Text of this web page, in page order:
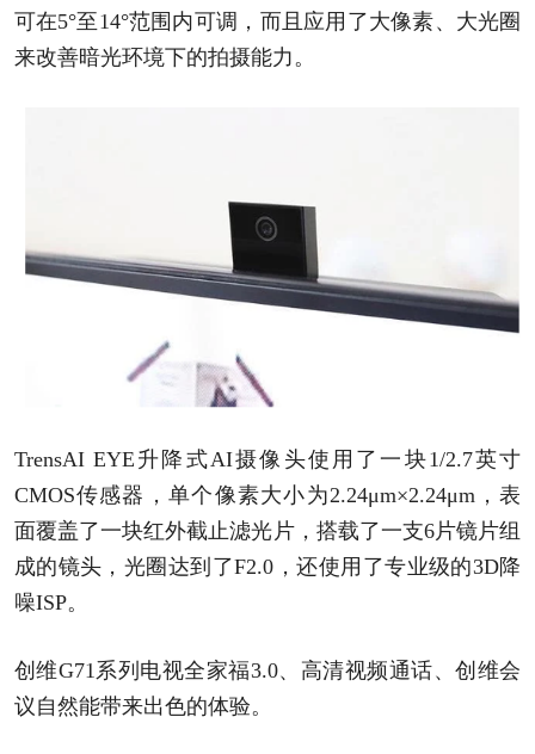
可在5°至14°范围内可调，而且应用了大像素、大光圈
来改善暗光环境下的拍摄能力。
TrensAI EYE升降式AI摄像头使用了一块1/2.7英寸
CMOS传感器，单个像素大小为2.24μm×2.24μm，表
面覆盖了一块红外截止滤光片，搭载了一支6片镜片组
成的镜头，光圈达到了F2.0，还使用了专业级的3D降
噪ISP。
创维G71系列电视全家福3.0、高清视频通话、创维会
议自然能带来出色的体验。